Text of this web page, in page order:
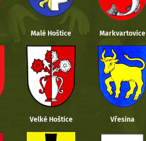
Malé Hoštice Markvartovice
Velké Hoštice Vřesina